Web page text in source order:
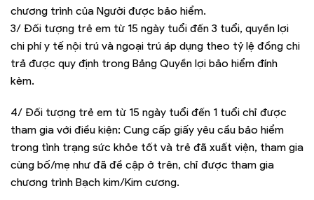
chương trình của Người được bảo hiểm.
3/ Đối tượng trẻ em từ 15 ngày tuổi đến 3 tuổi, quyền lợi
chi phí y tế nội trú và ngoại trú áp dụng theo tỷ lệ đồng chi
trả được quy định trong Bảng Quyền lợi bảo hiểm đính
kèm.
4/ Đối tượng trẻ em từ 15 ngày tuổi đến 1 tuổi chỉ được
tham gia với điều kiện: Cung cấp giấy yêu cầu bảo hiểm
trong tình trạng sức khỏe tốt và trẻ đã xuất viện, tham gia
cùng bố/mẹ như đã đề cập ở trên, chỉ được tham gia
chương trình Bạch kim/Kim cương.